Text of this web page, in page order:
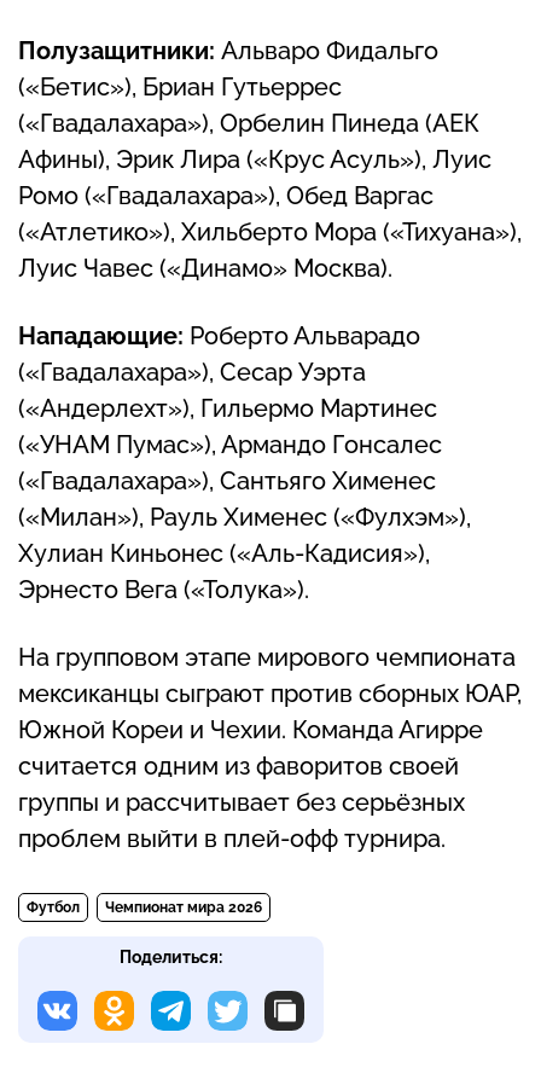
Полузащитники: Альваро Фидальго
(«Бетис»), Бриан Гутьеррес
(«Гвадалахара»), Орбелин Пинеда (АЕК
Афины), Эрик Лира («Крус Асуль»), Луис
Ромо («Гвадалахара»), Обед Варгас
(«Атлетико»), Хильберто Мора («Тихуана»),
Луис Чавес («Динамо» Москва).
Нападающие: Роберто Альварадо
(«Гвадалахара»), Сесар Уэрта
(«Андерлехт»), Гильермо Мартинес
(«УНАМ Пумас»), Армандо Гонсалес
(«Гвадалахара»), Сантьяго Хименес
(«Милан»), Рауль Хименес («Фулхэм»),
Хулиан Киньонес («Аль-Кадисия»),
Эрнесто Вега («Толука»).
На групповом этапе мирового чемпионата
мексиканцы сыграют против сборных ЮАР,
Южной Кореи и Чехии. Команда Агирре
считается одним из фаворитов своей
группы и рассчитывает без серьёзных
проблем выйти в плей-офф турнира.
Футбол Чемпионат мира 2026
Поделиться: